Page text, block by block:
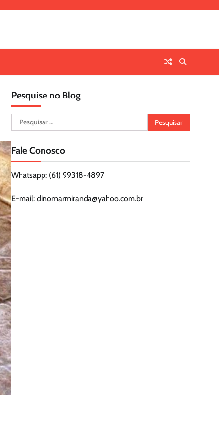
Pesquise no Blog
Pesquisar
por:
Fale Conosco
Whatsapp: (61) 99318-4897
E-mail: dinomarmiranda@yahoo.com.br